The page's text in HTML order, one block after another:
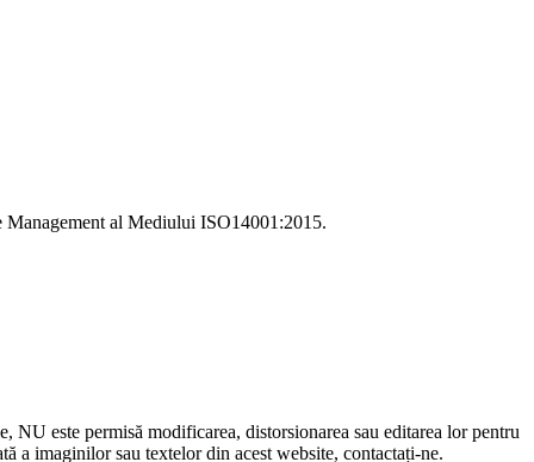
al Mediului ISO14001:2015.
este permisă modificarea, distorsionarea sau editarea lor pentru
a imaginilor sau textelor din acest website, contactați-ne.